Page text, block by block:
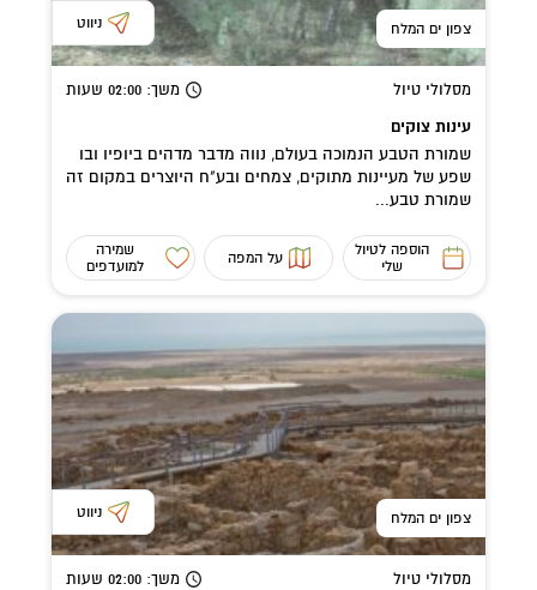
צפון ים המלח ניווט
מסלולי טיול משך: 02:00 שעות
עינות צוקים
שמורת הטבע הנמוכה בעולם, נווה מדבר מדהים ביופיו ובו
שפע של מעיינות מתוקים, צמחים ובע"ח היוצרים במקום זה
שמורת טבע...
הוספה לטיול
שלי
על המפה
שמירה
למועדפים
צפון ים המלח ניווט
מסלולי טיול משך: 02:00 שעות